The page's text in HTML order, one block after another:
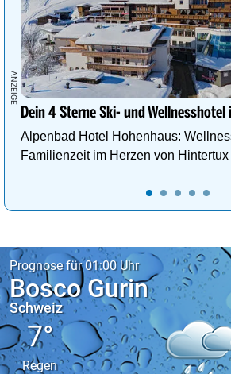
Dein 4 Sterne Ski- und
Alpenbad Hotel Hohenhaus:
Familienzeit im Herzen von Hintertux
Prognose für 01:00 Uhr
Bosco Gurin
Schweiz
7°
Regen